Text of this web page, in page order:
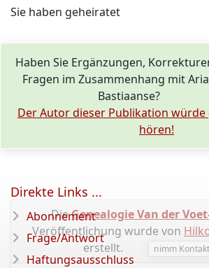
Sie haben geheiratet
Haben Sie Ergänzungen,
Fragen im Zusammenhang mit
Bastiaanse?
Der Autor dieser Publikation
hören!
DieGenealogie Van der
Veröffentlichung wurde von
erstellt.
nimm
Direkte Links ...
Abonnement
Frage/Antwort
Haftungsausschluss